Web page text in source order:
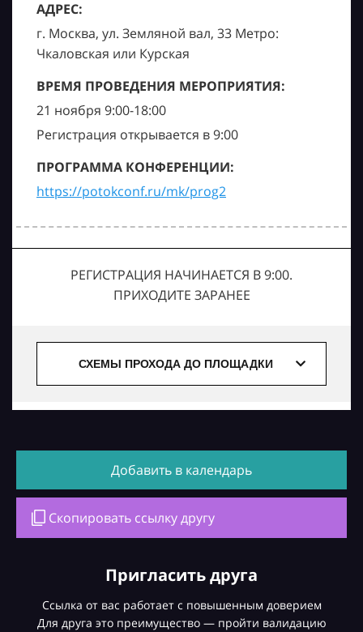
АДРЕС:
г. Москва, ул. Земляной вал, 33 Метро:
Чкаловская или Курская
ВРЕМЯ ПРОВЕДЕНИЯ МЕРОПРИЯТИЯ:
21 ноября 9:00-18:00
Регистрация открывается в 9:00
ПРОГРАММА КОНФЕРЕНЦИИ:
https://potokconf.ru/mk/prog2
РЕГИСТРАЦИЯ НАЧИНАЕТСЯ В 9:00.
ПРИХОДИТЕ ЗАРАНЕЕ
СХЕМЫ ПРОХОДА ДО ПЛОЩАДКИ
Добавить в календарь
Скопировать ссылку другу
Пригласить друга
Ссылка от вас работает с повышенным доверием
Для друга это преимущество — пройти валидацию